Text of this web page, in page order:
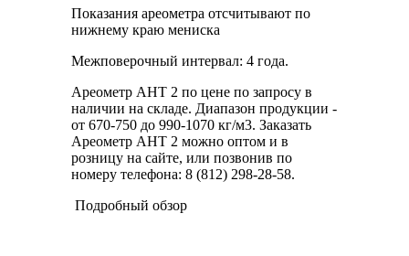
Показания ареометра отсчитывают по
нижнему краю мениска
Межповерочный интервал: 4 года.
Ареометр АНТ 2 по цене по запросу в
наличии на складе. Диапазон продукции -
от 670-750 до 990-1070 кг/м3. Заказать
Ареометр АНТ 2 можно оптом и в
розницу на сайте, или позвонив по
номеру телефона: 8 (812) 298-28-58.
Подробный обзор